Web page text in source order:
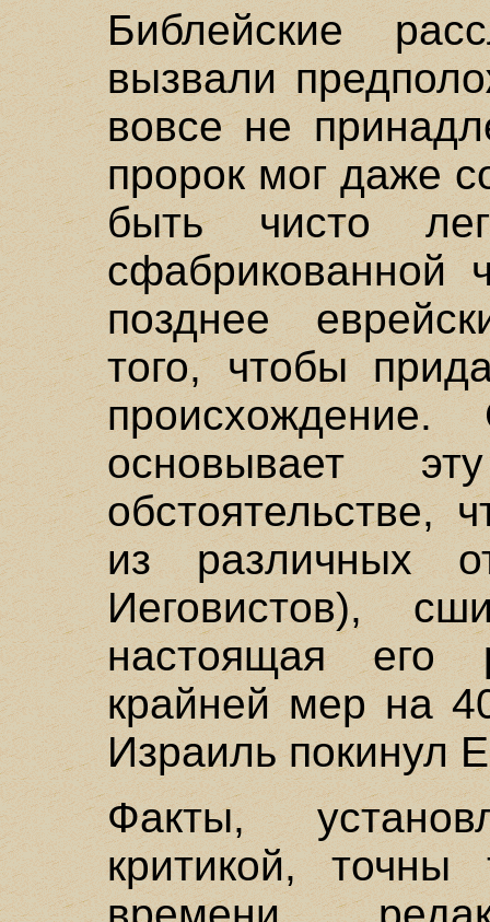
Библейские
вызвали
вовсе не
пророк мог даже
быть чисто
сфабрикованной
позднее
того, чтобы
происхождение.
основывает
обстоятельстве,
из различных
Иеговистов),
настоящая его
крайней мер на
Израиль покинул
Факты,
критикой,